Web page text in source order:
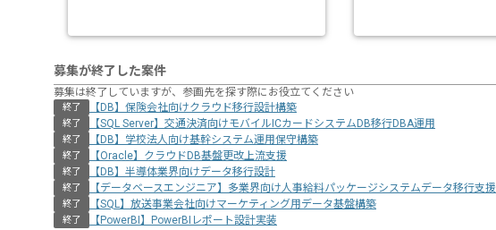
募集が終了した案件
募集は終了していますが、参画先を探す際にお役立てください
終了 【DB】保険会社向けクラウド移行設計構築
終了 【SQL Server】交通決済向けモバイルICカードシステムDB移行DBA運用
終了 【DB】学校法人向け基幹システム運用保守構築
終了 【Oracle】クラウドDB基盤更改上流支援
終了 【DB】半導体業界向けデータ移行設計
終了 【データベースエンジニア】多業界向け人事給料パッケージシステムデータ移行支援
終了 【SQL】放送事業会社向けマーケティング用データ基盤構築
終了 【PowerBI】PowerBIレポート設計実装